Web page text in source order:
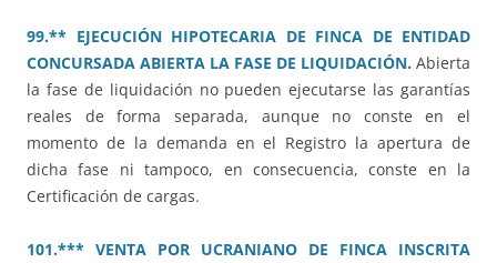
99.** EJECUCIÓN HIPOTECARIA DE FINCA DE ENTIDAD
CONCURSADA ABIERTA LA FASE DE LIQUIDACIÓN. Abierta
la fase de liquidación no pueden ejecutarse las garantías
reales de forma separada, aunque no conste en el
momento de la demanda en el Registro la apertura de
dicha fase ni tampoco, en consecuencia, conste en la
Certificación de cargas.
101.*** VENTA POR UCRANIANO DE FINCA INSCRITA